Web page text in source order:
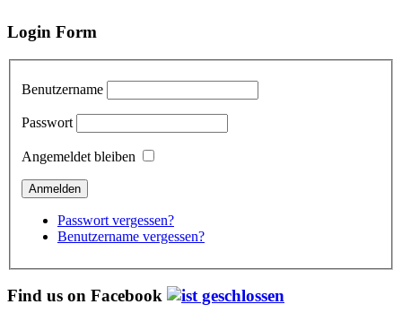
Login Form
Benutzername
Passwort
Angemeldet bleiben
Passwort vergessen?
Benutzername vergessen?
Find us on Facebook